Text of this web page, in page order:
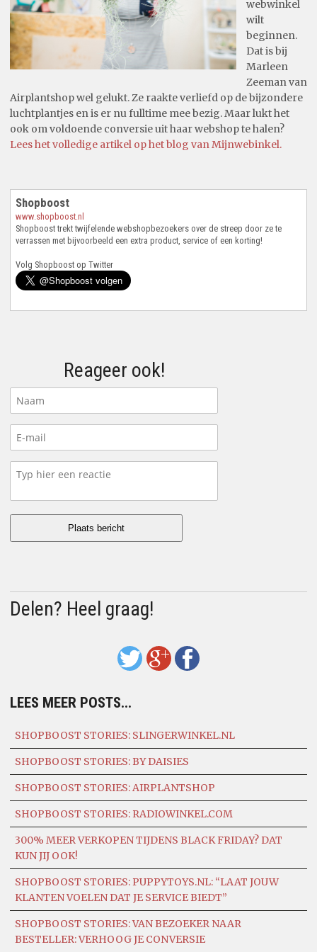
webwinkel
wilt
beginnen.
Dat is bij
Marleen
Zeeman van
Airplantshop wel gelukt. Ze raakte verliefd op de bijzondere
luchtplantjes en is er nu fulltime mee bezig. Maar lukt het
ook om voldoende conversie uit haar webshop te halen?
Lees het volledige artikel op het blog van Mijnwebinkel.
Shopboost
www.shopboost.nl
Shopboost trekt twijfelende webshopbezoekers over de streep door ze te
verrassen met bijvoorbeeld een extra product, service of een korting!
Volg Shopboost op Twitter
Reageer ook!
Delen? Heel graag!
LEES MEER POSTS...
SHOPBOOST STORIES: SLINGERWINKEL.NL
SHOPBOOST STORIES: BY DAISIES
SHOPBOOST STORIES: AIRPLANTSHOP
SHOPBOOST STORIES: RADIOWINKEL.COM
300% MEER VERKOPEN TIJDENS BLACK FRIDAY? DAT
KUN JIJ OOK!
SHOPBOOST STORIES: PUPPYTOYS.NL: “LAAT JOUW
KLANTEN VOELEN DAT JE SERVICE BIEDT”
SHOPBOOST STORIES: VAN BEZOEKER NAAR
BESTELLER: VERHOOG JE CONVERSIE